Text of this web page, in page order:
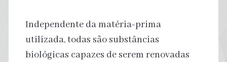
Independente da matéria-prima
utilizada, todas são substâncias
biológicas capazes de serem renovadas